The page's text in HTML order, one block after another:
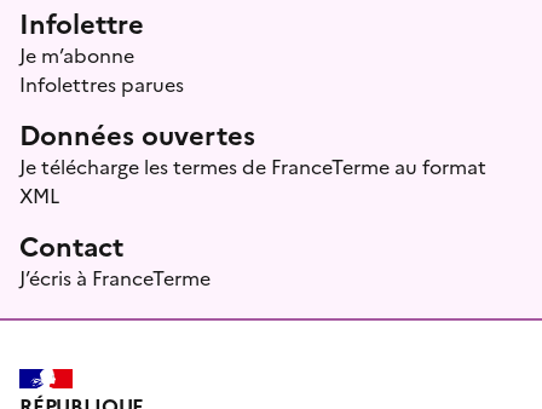
Infolettre
Je m’abonne
Infolettres parues
Données ouvertes
Je télécharge les termes de FranceTerme au format
XML
Contact
J’écris à FranceTerme